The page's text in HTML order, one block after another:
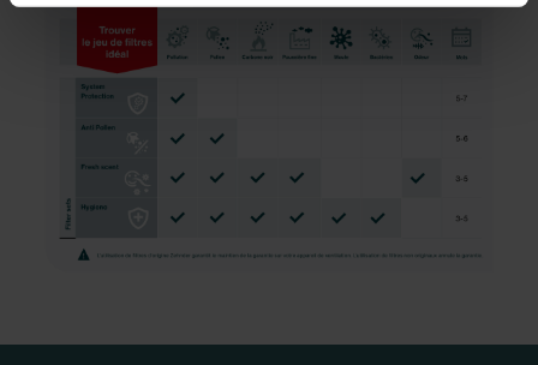
Vous pouvez empêcher à tout moment l’enregistrement
de cookies par nos sites Internet en paramétrant en
durablement tout enregistrement de cookies sur votre
ordinateur. Vous pouvez en outre effacer à tout moment
les cookies déjà enregistrés via un navigateur Web ou
tout autre logiciel correspondant. Cette opération peut
être réalisée à partir de n’importe quel navigateur Web
que les fonctionnalités de notre site Web ne soient plus